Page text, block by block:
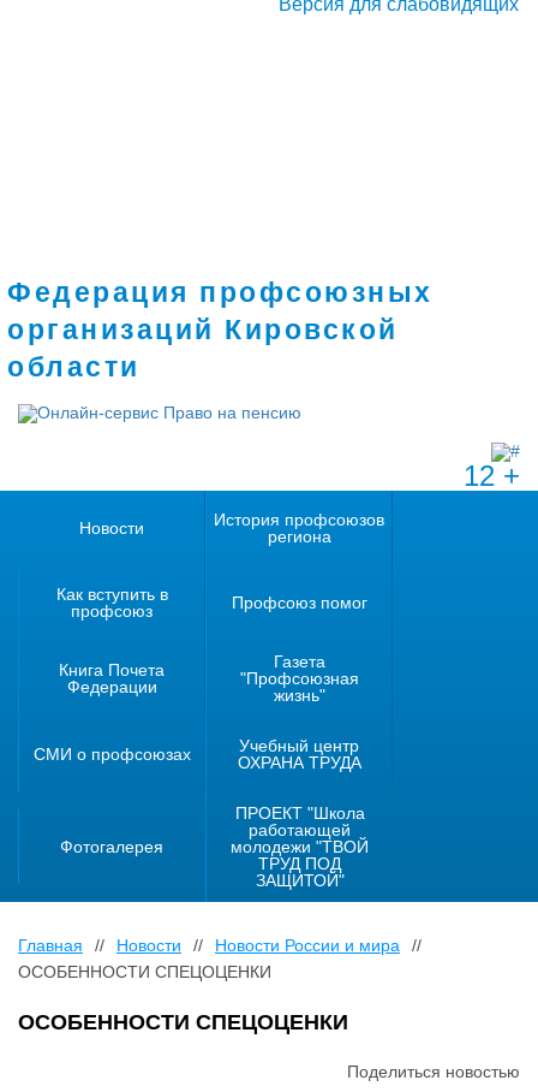
Версия для слабовидящих
Федерация профсоюзных
организаций Кировской
области
12 +
Новости
История профсоюзов
региона
Как вступить в
профсоюз
Профсоюз помог
Книга Почета
Федерации
Газета
"Профсоюзная
жизнь"
СМИ о профсоюзах
Учебный центр
ОХРАНА ТРУДА
Фотогалерея
ПРОЕКТ "Школа
работающей
молодежи "ТВОЙ
ТРУД ПОД
ЗАЩИТОЙ"
Главная // Новости // Новости России и мира
//
ОСОБЕННОСТИ СПЕЦОЦЕНКИ
ОСОБЕННОСТИ СПЕЦОЦЕНКИ
Поделиться новостью